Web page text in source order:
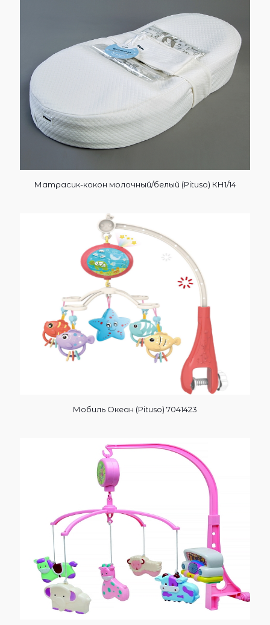
Матрасик-кокон молочный/белый (Pituso) КН1/14
Мобиль Океан (Pituso) 7041423